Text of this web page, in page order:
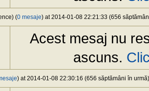
(0 mesaje) at 2014-01-08 22:21:33 (656
Acest mesaj nu
ascuns.
) at 2014-01-08 22:30:16 (656 săptămâni în